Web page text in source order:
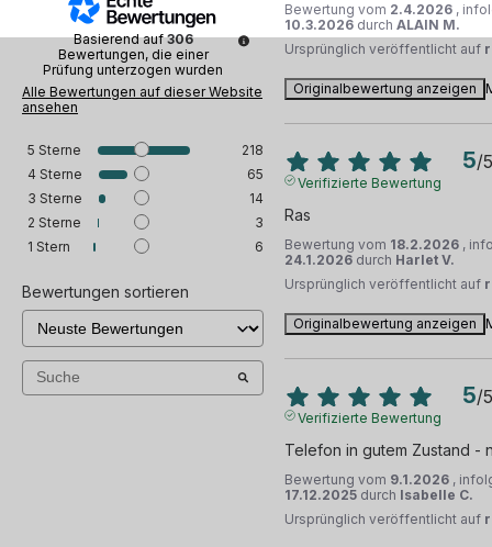
Basierend auf306
Bewertungen, die einer
Prüfung unterzogen wurden
Alle Bewertungen auf dieser Website
ansehen
5 Sterne
218
4 Sterne
65
3 Sterne
14
2 Sterne
3
1 Stern 6
Bewertungen sortieren
Bewertung vom 2.4.2026 ,
10.3.2026 durch ALAIN M.
Ursprünglich veröffentlicht auf
Originalbewertung anzeigen
5/5
Verifizierte Bewertung
Ras
Bewertung vom 18.2.2026 ,
24.1.2026 durch Harlet V.
Ursprünglich veröffentlicht auf
Originalbewertung anzeigen
5/5
Verifizierte Bewertung
Telefon in gutem Zustand -
Bewertung vom 9.1.2026 ,
17.12.2025 durch Isabelle C.
Ursprünglich veröffentlicht auf